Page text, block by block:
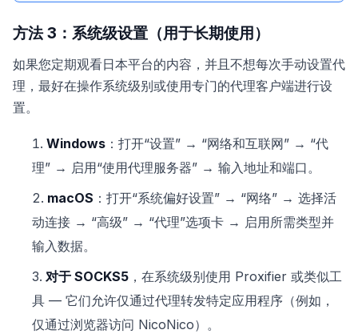
方法 3：系统级设置（用于长期使用）
如果您定期观看日本平台的内容，并且不想每次手动设置代
理，最好在操作系统级别或使用专门的代理客户端进行设
置。
Windows ：打开“设置” → “网络和互联网” → “代
理” → 启用“使用代理服务器” → 输入地址和端口。
macOS ：打开“系统偏好设置” → “网络” → 选择活
动连接 → “高级” → “代理”选项卡 → 启用所需类型并
输入数据。
对于 SOCKS5 ，在系统级别使用 Proxifier 或类似工
具 — 它们允许仅通过代理转发特定应用程序（例如，
仅通过浏览器访问 NicoNico）。